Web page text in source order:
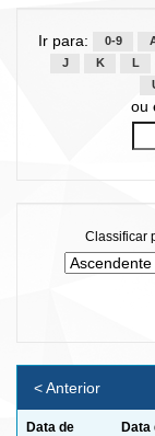
Ir para: 0-9
J
K L
ou
Classificar
< Anterior
Data de
Data